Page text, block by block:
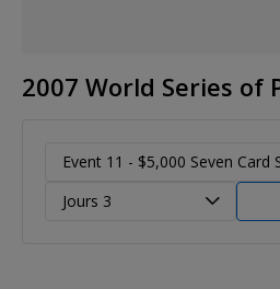
2007 World Series of
Event 11 - $5,000 Seven Card
Jours 3